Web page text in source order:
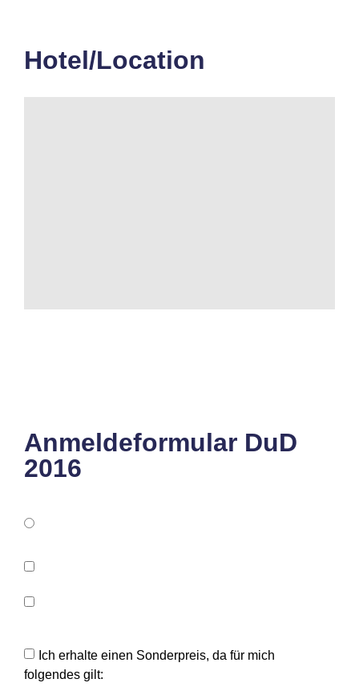
Hotel/Location
Anmeldeformular DuD
2016
Ich erhalte einen Sonderpreis, da für mich
folgendes gilt: